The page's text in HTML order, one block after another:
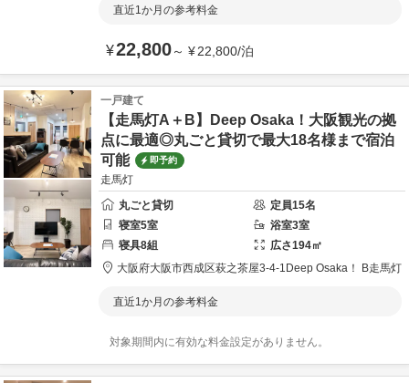
直近1か月の参考料金
¥22,800～ ¥22,800/泊
一戸建て
【走馬灯A＋B】Deep Osaka！大阪観光の拠
点に最適◎丸ごと貸切で最大18名様まで宿泊
可能
即予約
走馬灯
丸ごと貸切
定員15名
寝室5室 浴室3室
寝具8組 広さ194㎡
大阪府大阪市西成区萩之茶屋3-4-1 Deep Osaka！ B走馬灯
直近1か月の参考料金
対象期間内に有効な料金設定がありません。